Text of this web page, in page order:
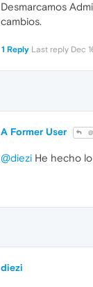
Desmarcamos
cambios.
1 Reply Last reply Dec
A Former User
@diezi He hecho
diezi